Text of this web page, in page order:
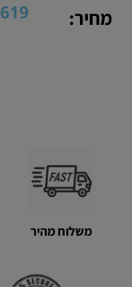
מחיר: 619
משלוח מהיר